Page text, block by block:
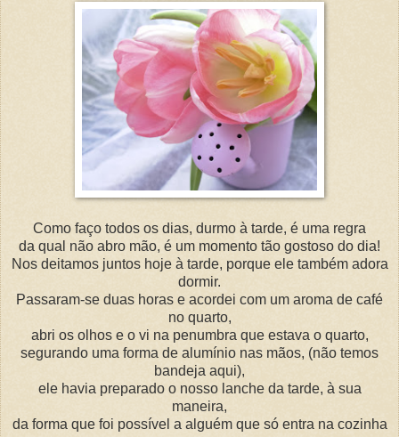
Como faço todos os dias, durmo à tarde, é uma regra
da qual não abro mão, é um momento tão gostoso do dia!
Nos deitamos juntos hoje à tarde, porque ele também adora
dormir.
Passaram-se duas horas e acordei com um aroma de café
no quarto,
abri os olhos e o vi na penumbra que estava o quarto,
segurando uma forma de alumínio nas mãos, (não temos
bandeja aqui),
ele havia preparado o nosso lanche da tarde, à sua
maneira,
da forma que foi possível a alguém que só entra na cozinha